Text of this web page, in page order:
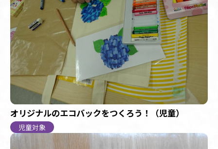
オリジナルのエコバックをつくろう！（児童）
児童対象